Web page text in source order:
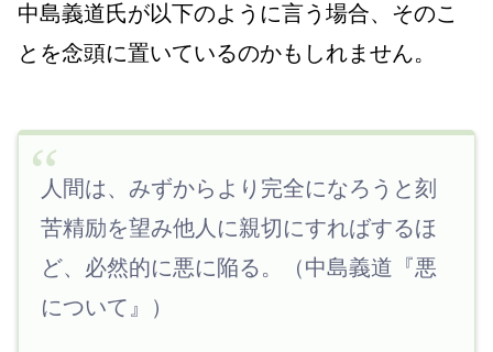
中島義道氏が以下のように言う場合、そのこ
とを念頭に置いているのかもしれません。
人間は、みずからより完全になろうと刻
苦精励を望み他人に親切にすればするほ
ど、必然的に悪に陥る。（中島義道『悪
について』）